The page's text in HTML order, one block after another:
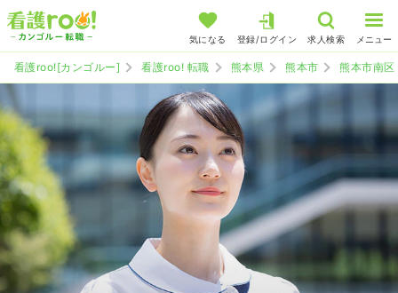
気になる 登録/ログイン 求人検索 メニュー
看護roo![カンゴルー] 看護roo! 転職 熊本県 熊本市 熊本市南区